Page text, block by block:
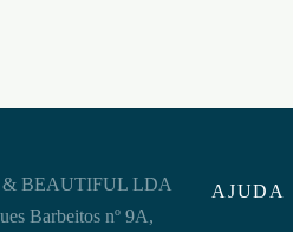
AJUDA
& BEAUTIFUL LDA
Barbeitos nº 9A,